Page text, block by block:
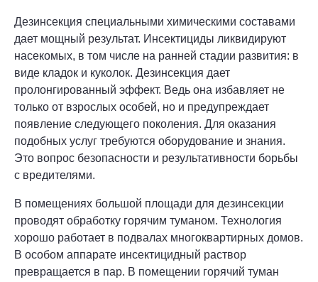
Дезинсекция специальными химическими составами
дает мощный результат. Инсектициды ликвидируют
насекомых, в том числе на ранней стадии развития: в
виде кладок и куколок. Дезинсекция дает
пролонгированный эффект. Ведь она избавляет не
только от взрослых особей, но и предупреждает
появление следующего поколения. Для оказания
подобных услуг требуются оборудование и знания.
Это вопрос безопасности и результативности борьбы
с вредителями.
В помещениях большой площади для дезинсекции
проводят обработку горячим туманом. Технология
хорошо работает в подвалах многоквартирных домов.
В особом аппарате инсектицидный раствор
превращается в пар. В помещении горячий туман